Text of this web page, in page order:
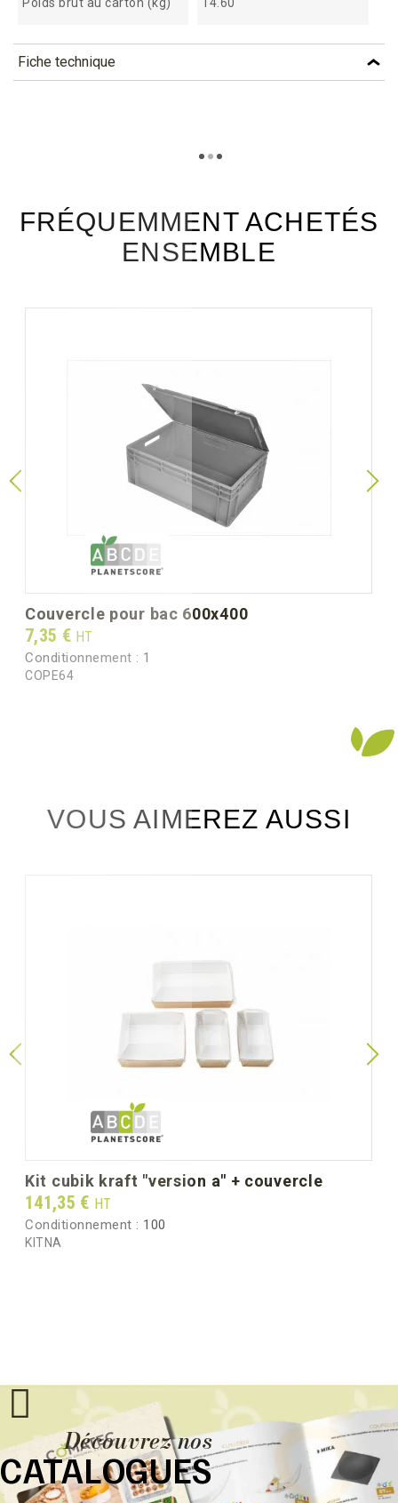
Fiche technique
FRÉQUEMMENT ACHETÉS
ENSEMBLE
couvercle pour bac 600x400
Prix
7,35 € HT
Conditionnement : 1
COPE64
VOUS AIMEREZ AUSSI
kit cubik kraft "version a" + couvercle
Prix
141,35 € HT
Conditionnement : 100
KITNA
Découvrez nos
CATALOGUES